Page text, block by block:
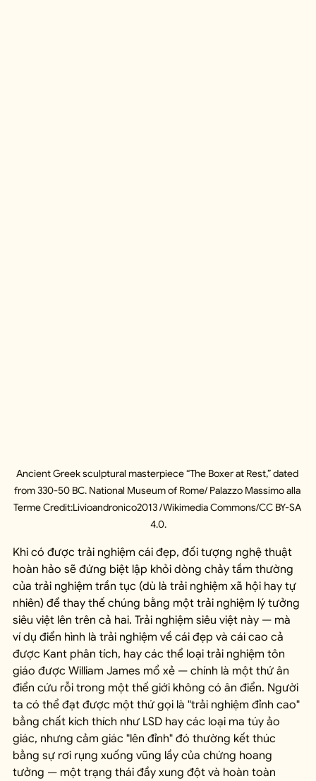
Ancient Greek sculptural masterpiece “The Boxer at Rest,” dated
from 330-50 BC. National Museum of Rome/ Palazzo Massimo alla
Terme Credit:Livioandronico2013 /Wikimedia Commons/CC BY-SA
4.0.
Khi có được trải nghiệm cái đẹp, đối tượng nghệ thuật
hoàn hảo sẽ đứng biệt lập khỏi dòng chảy tầm thường
của trải nghiệm trần tục (dù là trải nghiệm xã hội hay tự
nhiên) để thay thế chúng bằng một trải nghiệm lý tưởng
siêu việt lên trên cả hai. Trải nghiệm siêu việt này — mà
ví dụ điển hình là trải nghiệm về cái đẹp và cái cao cả
được Kant phân tích, hay các thể loại trải nghiệm tôn
giáo được William James mổ xẻ — chính là một thứ ân
điển cứu rỗi trong một thế giới không có ân điển. Người
ta có thể đạt được một thứ gọi là "trải nghiệm đỉnh cao"
bằng chất kích thích như LSD hay các loại ma túy ảo
giác, nhưng cảm giác "lên đỉnh" đó thường kết thúc
bằng sự rơi rụng xuống vũng lầy của chứng hoang
tưởng — một trạng thái đầy xung đột và hoàn toàn